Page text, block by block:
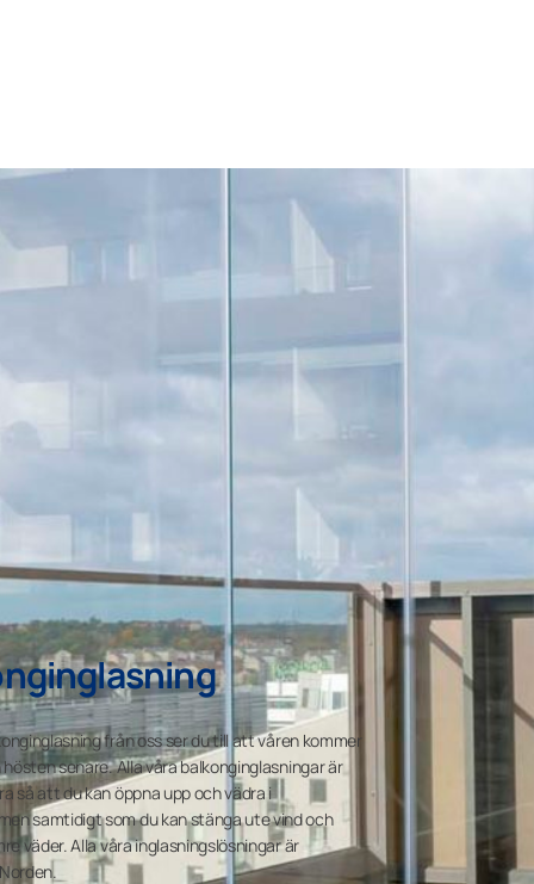
från oss ser du till att våren kommer
senare. Alla våra balkonginglasningar är
så att du kan öppna upp och vädra i
samtidigt som du kan stänga ute vind och
väder. Alla våra inglasningslösningar är